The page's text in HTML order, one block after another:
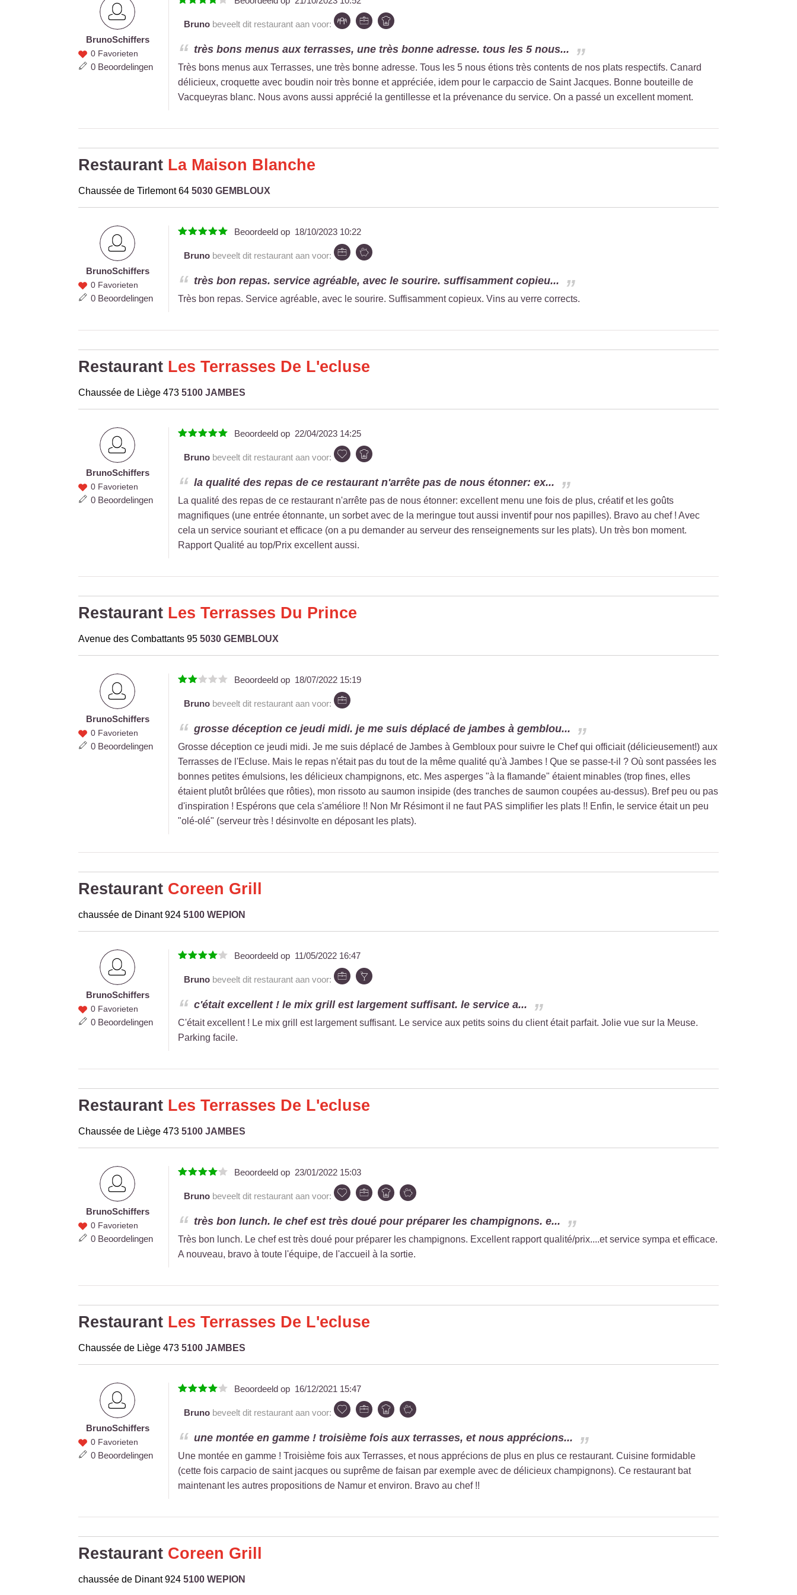
Bruno
Schiffers
BrunoSchiffers
0 Favorieten
0 Beoordelingen
Bruno beveelt dit restaurant aan voor:
très bons menus aux terrasses, une très bonne adresse. tous les 5 nous...
Très bons menus aux Terrasses, une très bonne adresse. Tous les 5 nous étions très contents de nos plats respectifs. Canard
délicieux, croquette avec boudin noir très bonne et appréciée, idem pour le carpaccio de Saint Jacques. Bonne bouteille de
Vacqueyras blanc. Nous avons aussi apprécié la gentillesse et la prévenance du service. On a passé un excellent moment.
Restaurant La Maison Blanche
Chaussée de Tirlemont 64 5030 GEMBLOUX
Bruno
Schiffers
BrunoSchiffers
0 Favorieten
0 Beoordelingen
Beoordeeld op 18/10/2023 10:22
Bruno beveelt dit restaurant aan voor:
très bon repas. service agréable, avec le sourire. suffisamment copieu...
Très bon repas. Service agréable, avec le sourire. Suffisamment copieux. Vins au verre corrects.
Restaurant Les Terrasses De L'ecluse
Chaussée de Liège 473 5100 JAMBES
Bruno
Schiffers
BrunoSchiffers
0 Favorieten
0 Beoordelingen
Beoordeeld op 22/04/2023 14:25
Bruno beveelt dit restaurant aan voor:
la qualité des repas de ce restaurant n'arrête pas de nous étonner: ex...
La qualité des repas de ce restaurant n'arrête pas de nous étonner: excellent menu une fois de plus, créatif et les goûts
magnifiques (une entrée étonnante, un sorbet avec de la meringue tout aussi inventif pour nos papilles). Bravo au chef ! Avec
cela un service souriant et efficace (on a pu demander au serveur des renseignements sur les plats). Un très bon moment.
Rapport Qualité au top/Prix excellent aussi.
Restaurant Les Terrasses Du Prince
Avenue des Combattants 95 5030 GEMBLOUX
Bruno
Schiffers
BrunoSchiffers
0 Favorieten
0 Beoordelingen
Beoordeeld op 18/07/2022 15:19
Bruno beveelt dit restaurant aan voor:
grosse déception ce jeudi midi. je me suis déplacé de jambes à gemblou...
Grosse déception ce jeudi midi. Je me suis déplacé de Jambes à Gembloux pour suivre le Chef qui officiait (délicieusement!) aux
Terrasses de l'Ecluse. Mais le repas n'était pas du tout de la même qualité qu'à Jambes ! Que se passe-t-il ? Où sont passées les
bonnes petites émulsions, les délicieux champignons, etc. Mes asperges "à la flamande" étaient minables (trop fines, elles
étaient plutôt brûlées que rôties), mon rissoto au saumon insipide (des tranches de saumon coupées au-dessus). Bref peu ou pas
d'inspiration ! Espérons que cela s'améliore !! Non Mr Résimont il ne faut PAS simplifier les plats !! Enfin, le service était un peu
"olé-olé" (serveur très ! désinvolte en déposant les plats).
Restaurant Coreen Grill
chaussée de Dinant 924 5100 WEPION
Bruno
Schiffers
BrunoSchiffers
0 Favorieten
0 Beoordelingen
Beoordeeld op 11/05/2022 16:47
Bruno beveelt dit restaurant aan voor:
c'était excellent ! le mix grill est largement suffisant. le service a...
C'était excellent ! Le mix grill est largement suffisant. Le service aux petits soins du client était parfait. Jolie vue sur la Meuse.
Parking facile.
Restaurant Les Terrasses De L'ecluse
Chaussée de Liège 473 5100 JAMBES
Bruno
Schiffers
BrunoSchiffers
0 Favorieten
0 Beoordelingen
Beoordeeld op 23/01/2022 15:03
Bruno beveelt dit restaurant aan voor:
très bon lunch. le chef est très doué pour préparer les champignons. e...
Très bon lunch. Le chef est très doué pour préparer les champignons. Excellent rapport qualité/prix....et service sympa et efficace.
A nouveau, bravo à toute l'équipe, de l'accueil à la sortie.
Restaurant Les Terrasses De L'ecluse
Chaussée de Liège 473 5100 JAMBES
Bruno
Schiffers
BrunoSchiffers
0 Favorieten
0 Beoordelingen
Beoordeeld op 16/12/2021 15:47
Bruno beveelt dit restaurant aan voor:
une montée en gamme ! troisième fois aux terrasses, et nous apprécions...
Une montée en gamme ! Troisième fois aux Terrasses, et nous apprécions de plus en plus ce restaurant. Cuisine formidable
(cette fois carpacio de saint jacques ou suprême de faisan par exemple avec de délicieux champignons). Ce restaurant bat
maintenant les autres propositions de Namur et environ. Bravo au chef !!
Restaurant Coreen Grill
chaussée de Dinant 924 5100 WEPION